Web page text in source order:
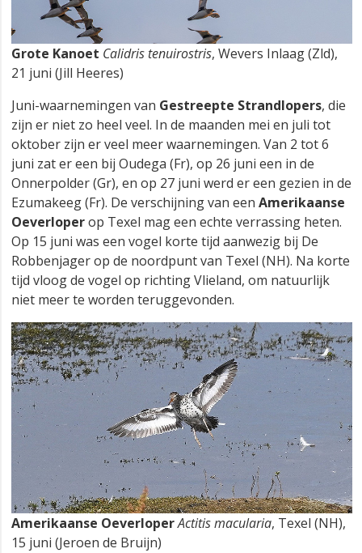
Grote Kanoet Calidris tenuirostris, Wevers Inlaag (Zld),
21 juni (Jill Heeres)
Juni-waarnemingen van Gestreepte Strandlopers, die
zijn er niet zo heel veel. In de maanden mei en juli tot
oktober zijn er veel meer waarnemingen. Van 2 tot 6
juni zat er een bij Oudega (Fr), op 26 juni een in de
Onnerpolder (Gr), en op 27 juni werd er een gezien in de
Ezumakeeg (Fr). De verschijning van een Amerikaanse
Oeverloperop Texel mag een echte verrassing heten.
Op 15 juni was een vogel korte tijd aanwezig bij De
Robbenjager op de noordpunt van Texel (NH). Na korte
tijd vloog de vogel op richting Vlieland, om natuurlijk
niet meer te worden teruggevonden.
Amerikaanse OeverloperActitis macularia, Texel (NH),
15 juni (Jeroen de Bruijn)